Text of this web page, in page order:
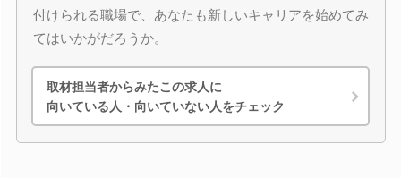
付けられる職場で、あなたも新しいキャリアを始めてみ
てはいかがだろうか。
取材担当者からみたこの求人に
向いている人・向いていない人をチェック